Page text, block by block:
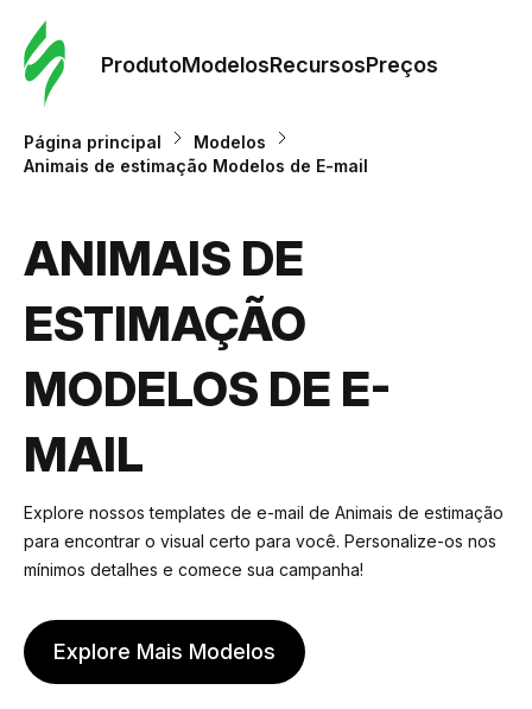
ProdutoModelosRecursosPreços
Página principal
Modelos
Animais de estimação Modelos de E-mail
ANIMAIS DE
ESTIMAÇÃO
MODELOS DE E-
MAIL
Explore nossos templates de e-mail de Animais de estimação
para encontrar o visual certo para você. Personalize-os nos
mínimos detalhes e comece sua campanha!
Explore Mais Modelos